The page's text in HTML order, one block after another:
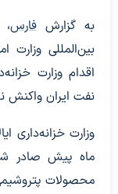
به گزارشفارس
اقدام وزارت
نفت ایران واکنش
وزارت خزانه‌داری
ماه پیش صادر
محصولات